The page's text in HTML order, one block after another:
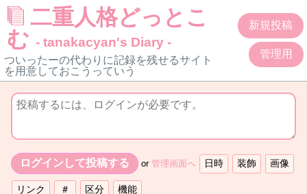
二重人格どっとこ
む - tanakacyan's Diary -
ついったーの代わりに記録を残せるサイト
を用意しておこうっていう
新規投稿
管理用
or 管理画面へ